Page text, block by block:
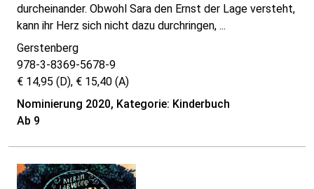
durcheinander. Obwohl Sara den Ernst der Lage versteht,
kann ihr Herz sich nicht dazu durchringen, ...
Gerstenberg
978-3-8369-5678-9
€ 14,95 (D), € 15,40 (A)
Nominierung 2020, Kategorie: Kinderbuch
Ab 9